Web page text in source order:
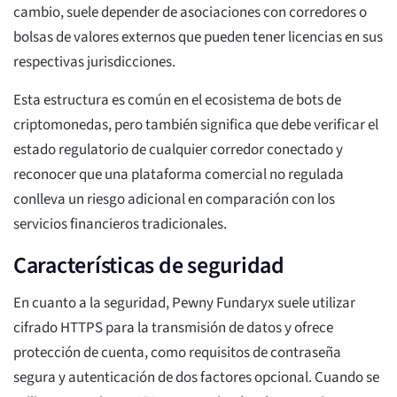
cambio, suele depender de asociaciones con corredores o
bolsas de valores externos que pueden tener licencias en sus
respectivas jurisdicciones.
Esta estructura es común en el ecosistema de bots de
criptomonedas, pero también significa que debe verificar el
estado regulatorio de cualquier corredor conectado y
reconocer que una plataforma comercial no regulada
conlleva un riesgo adicional en comparación con los
servicios financieros tradicionales.
Características de seguridad
En cuanto a la seguridad, Pewny Fundaryx suele utilizar
cifrado HTTPS para la transmisión de datos y ofrece
protección de cuenta, como requisitos de contraseña
segura y autenticación de dos factores opcional. Cuando se